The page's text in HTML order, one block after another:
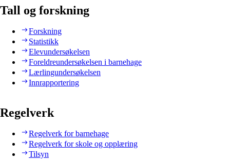
Tall og forskning
Forskning
Statistikk
Elevundersøkelsen
Foreldreundersøkelsen i barnehage
Lærlingundersøkelsen
Innrapportering
Regelverk
Regelverk for barnehage
Regelverk for skole og opplæring
Tilsyn